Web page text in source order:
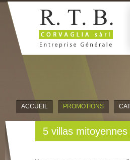
ACCUEIL PROMOTIONS
5 villas